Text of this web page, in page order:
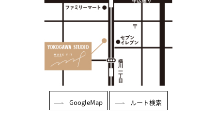
GoogleMap ルート検索